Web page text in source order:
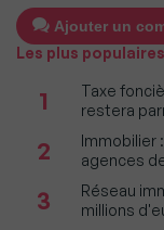
Ajouter un
Les plus populaires
1
Taxe
restera
2
Immobilier
agences
3
Réseau
millions